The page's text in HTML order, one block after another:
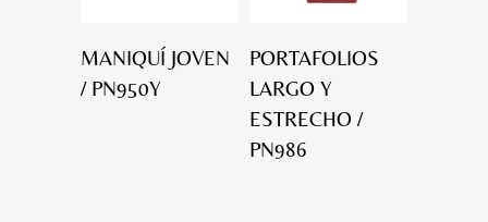
MANIQUÍ JOVEN
/ PN950Y
PORTAFOLIOS
LARGO Y
ESTRECHO /
PN986